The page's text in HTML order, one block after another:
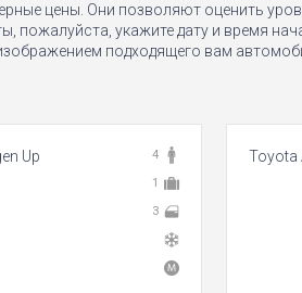
цены. Они позволяют оценить
пожалуйста, укажите дату и время
подходящего вам
4
1
3
Up Toyota